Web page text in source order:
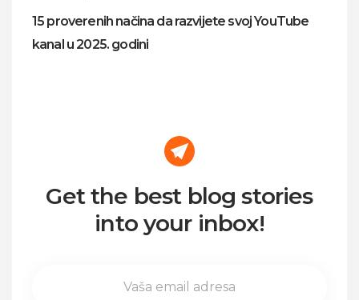
15 proverenih načina da razvijete svoj YouTube
kanal u 2025. godini
Get the best blog stories
into your inbox!